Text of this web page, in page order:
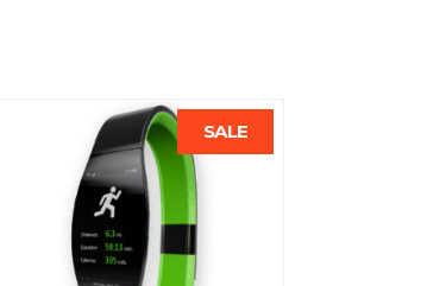
SALE
ADD TO CART